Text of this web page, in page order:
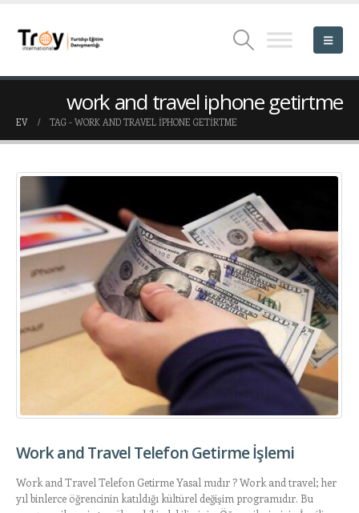
work and travel iphone getirtme
EV TAG - WORK AND TRAVEL IPHONE GETIRTME
Work and Travel Telefon Getirme İşlemi
Work and Travel Telefon Getirme Yasal mıdır ? Work and travel; her
yıl binlerce öğrencinin katıldığı kültürel değişim programıdır. Bu